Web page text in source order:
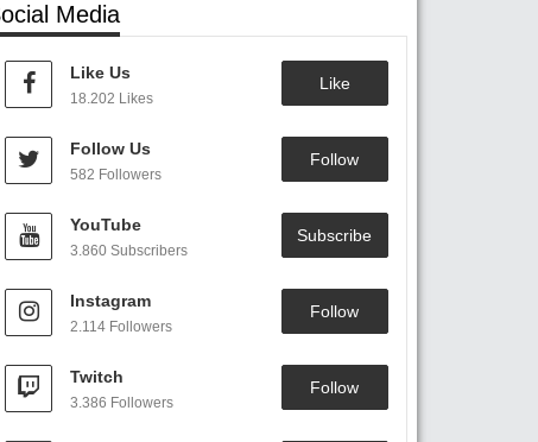
Media
Like Us
18.202 Likes
Like
Follow Us
582 Followers
Follow
YouTube
3.860 Subscribers
Subscribe
Instagram
2.114 Followers
Follow
Twitch
3.386 Followers
Follow